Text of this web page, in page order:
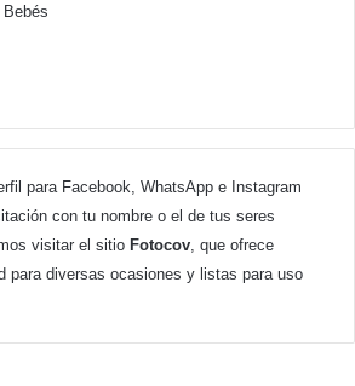
para Facebook, WhatsApp e Instagram
con tu nombre o el de tus seres
visitar el sitio Fotocov , que ofrece
para diversas ocasiones y listas para uso